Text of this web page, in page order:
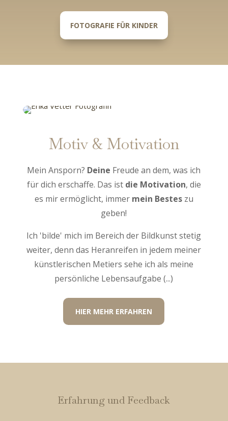
FOTOGRAFIE FÜR KINDER
Motiv & Motivation
Mein Ansporn? Deine Freude an dem, was ich
für dich erschaffe. Das ist die Motivation, die
es mir ermöglicht, immer mein Besteszu
geben!
Ich 'bilde' mich im Bereich der Bildkunst stetig
weiter, denn das Heranreifen in jedem meiner
künstlerischen Metiers sehe ich als meine
persönliche Lebensaufgabe (...)
HIER MEHR ERFAHREN
Erfahrung und Feedback